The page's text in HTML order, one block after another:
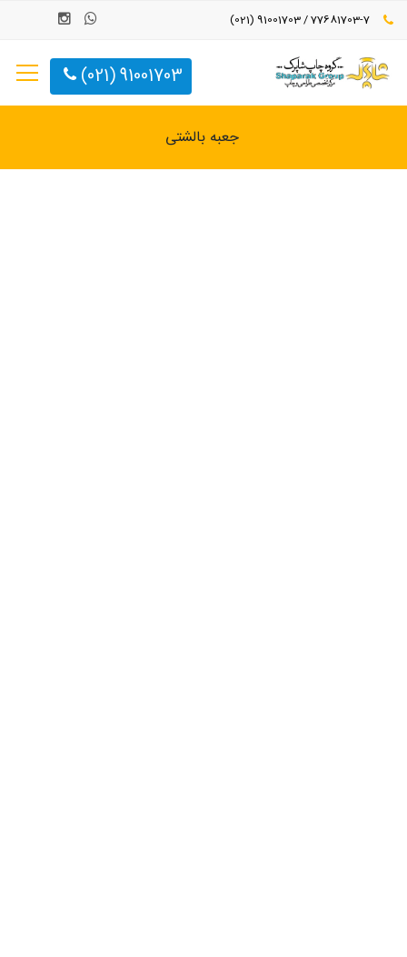
91001703 (021)
جعبه بالشتی